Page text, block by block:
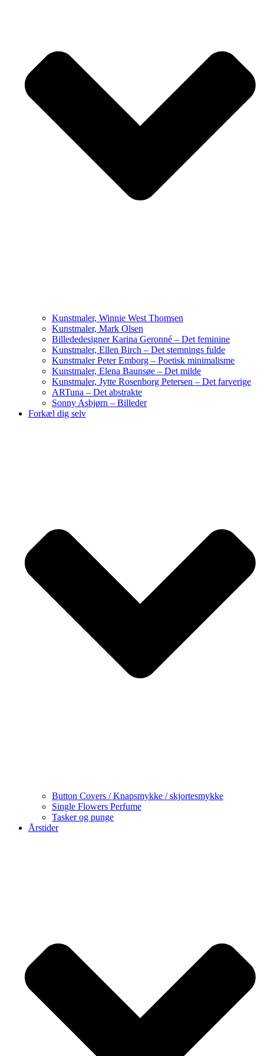
Kunstmaler, Winnie West Thomsen
Kunstmaler, Mark Olsen
Billededesigner Karina Geronné – Det feminine
Kunstmaler, Ellen Birch – Det stemnings fulde
Kunstmaler Peter Emborg – Poetisk minimalisme
Kunstmaler, Elena Baunsøe – Det milde
Kunstmaler, Jytte Rosenborg Petersen – Det farverige
ARTuna – Det abstrakte
Sonny Asbjørn – Billeder
Forkæl dig selv
Button Covers / Knapsmykke / skjortesmykke
Single Flowers Perfume
Tasker og punge
Årstider